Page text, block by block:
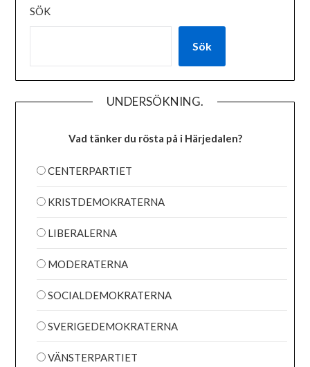
SÖK
Sök
UNDERSÖKNING.
Vad tänker du rösta på i Härjedalen?
CENTERPARTIET
KRISTDEMOKRATERNA
LIBERALERNA
MODERATERNA
SOCIALDEMOKRATERNA
SVERIGEDEMOKRATERNA
VÄNSTERPARTIET